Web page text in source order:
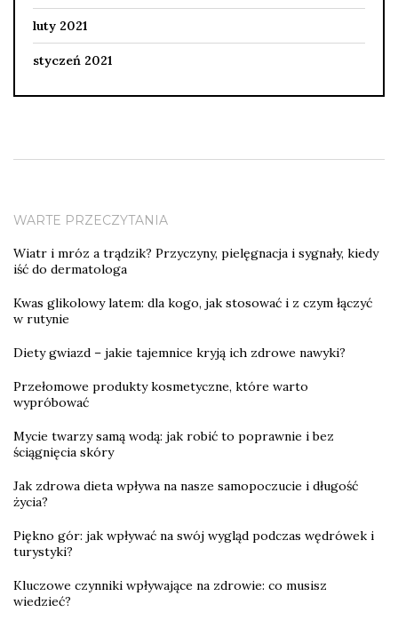
luty 2021
styczeń 2021
WARTE PRZECZYTANIA
Wiatr i mróz a trądzik? Przyczyny, pielęgnacja i sygnały, kiedy
iść do dermatologa
Kwas glikolowy latem: dla kogo, jak stosować i z czym łączyć
w rutynie
Diety gwiazd – jakie tajemnice kryją ich zdrowe nawyki?
Przełomowe produkty kosmetyczne, które warto
wypróbować
Mycie twarzy samą wodą: jak robić to poprawnie i bez
ściągnięcia skóry
Jak zdrowa dieta wpływa na nasze samopoczucie i długość
życia?
Piękno gór: jak wpływać na swój wygląd podczas wędrówek i
turystyki?
Kluczowe czynniki wpływające na zdrowie: co musisz
wiedzieć?